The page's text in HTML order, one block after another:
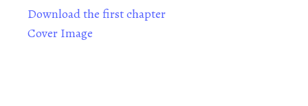
Download the first chapter
Cover Image